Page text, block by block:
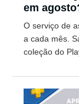
em
O serviço de
a cada mês.
coleção do